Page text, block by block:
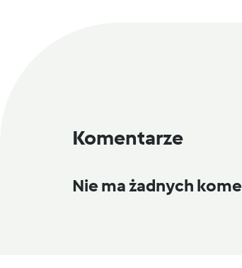
Komentarze
Nie ma żadnych